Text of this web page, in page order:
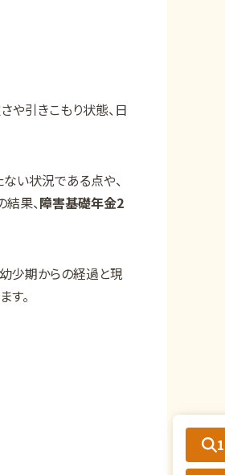
や引きこもり状態、日
い状況である点や、
果、障害基礎年金2
少期からの経過と現
。